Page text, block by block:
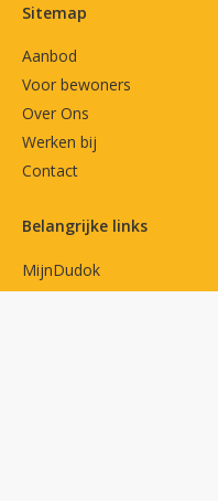
Contactinformatie
Sitemap
Aanbod
Voor bewoners
Over Ons
Werken bij
Contact
Belangrijke links
MijnDudok
Privacyverklaring